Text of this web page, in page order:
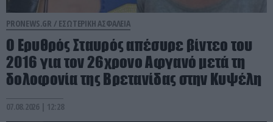
PRONEWS.GR / ΕΣΩΤΕΡΙΚΗ ΑΣΦΑΛΕΙΑ
Ο Ερυθρός Σταυρός απέσυρε βίντεο του
2016 για τον 26χρονο Αφγανό μετά τη
δολοφονία της Βρετανίδας στην Κυψέλη
07.08.2026 | 12:28